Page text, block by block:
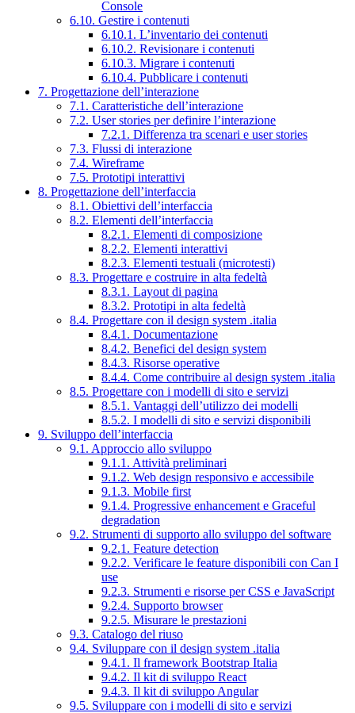
Console
6.10. Gestire i contenuti
6.10.1. L’inventario dei contenuti
6.10.2. Revisionare i contenuti
6.10.3. Migrare i contenuti
6.10.4. Pubblicare i contenuti
7. Progettazione dell’interazione
7.1. Caratteristiche dell’interazione
7.2. User stories per definire l’interazione
7.2.1. Differenza tra scenari e user stories
7.3. Flussi di interazione
7.4. Wireframe
7.5. Prototipi interattivi
8. Progettazione dell’interfaccia
8.1. Obiettivi dell’interfaccia
8.2. Elementi dell’interfaccia
8.2.1. Elementi di composizione
8.2.2. Elementi interattivi
8.2.3. Elementi testuali (microtesti)
8.3. Progettare e costruire in alta fedeltà
8.3.1. Layout di pagina
8.3.2. Prototipi in alta fedeltà
8.4. Progettare con il design system .italia
8.4.1. Documentazione
8.4.2. Benefici del design system
8.4.3. Risorse operative
8.4.4. Come contribuire al design system .italia
8.5. Progettare con i modelli di sito e servizi
8.5.1. Vantaggi dell’utilizzo dei modelli
8.5.2. I modelli di sito e servizi disponibili
9. Sviluppo dell’interfaccia
9.1. Approccio allo sviluppo
9.1.1. Attività preliminari
9.1.2. Web design responsivo e accessibile
9.1.3. Mobile first
9.1.4. Progressive enhancement e Graceful
degradation
9.2. Strumenti di supporto allo sviluppo del software
9.2.1. Feature detection
9.2.2. Verificare le feature disponibili con Can I
use
9.2.3. Strumenti e risorse per CSS e JavaScript
9.2.4. Supporto browser
9.2.5. Misurare le prestazioni
9.3. Catalogo del riuso
9.4. Sviluppare con il design system .italia
9.4.1. Il framework Bootstrap Italia
9.4.2. Il kit di sviluppo React
9.4.3. Il kit di sviluppo Angular
9.5. Sviluppare con i modelli di sito e servizi